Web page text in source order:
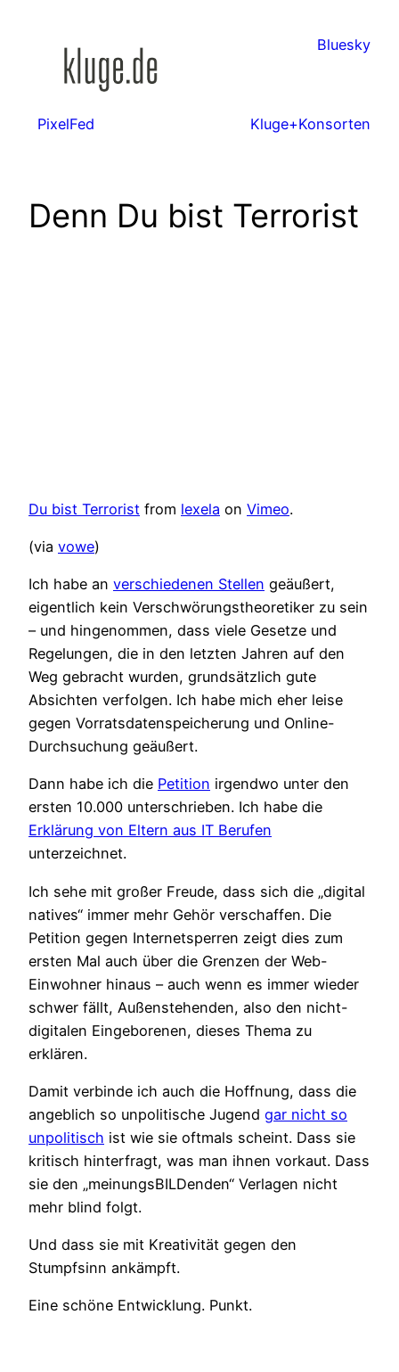
Bluesky
PixelFed Kluge+Konsorten
Denn Du bist Terrorist
Du bist Terrorist from lexela on Vimeo.
(via vowe)
Ich habe an verschiedenen Stellen geäußert,
eigentlich kein Verschwörungstheoretiker zu sein
– und hingenommen, dass viele Gesetze und
Regelungen, die in den letzten Jahren auf den
Weg gebracht wurden, grundsätzlich gute
Absichten verfolgen. Ich habe mich eher leise
gegen Vorratsdatenspeicherung und Online-
Durchsuchung geäußert.
Dann habe ich die Petition irgendwo unter den
ersten 10.000 unterschrieben. Ich habe die
Erklärung von Eltern aus IT Berufen
unterzeichnet.
Ich sehe mit großer Freude, dass sich die „digital
natives“ immer mehr Gehör verschaffen. Die
Petition gegen Internetsperren zeigt dies zum
ersten Mal auch über die Grenzen der Web-
Einwohner hinaus – auch wenn es immer wieder
schwer fällt, Außenstehenden, also den nicht-
digitalen Eingeborenen, dieses Thema zu
erklären.
Damit verbinde ich auch die Hoffnung, dass die
angeblich so unpolitische Jugend gar nicht so
unpolitisch ist wie sie oftmals scheint. Dass sie
kritisch hinterfragt, was man ihnen vorkaut. Dass
sie den „meinungsBILDenden“ Verlagen nicht
mehr blind folgt.
Und dass sie mit Kreativität gegen den
Stumpfsinn ankämpft.
Eine schöne Entwicklung. Punkt.